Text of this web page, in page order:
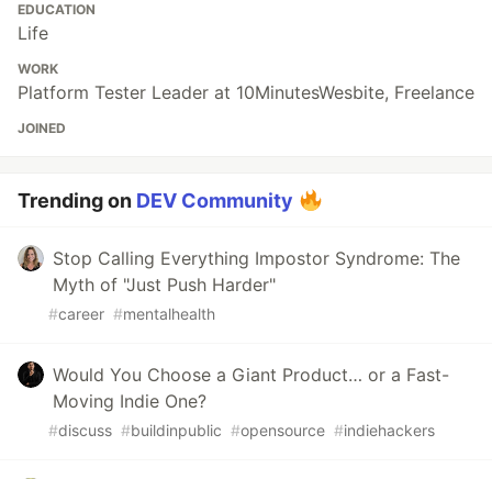
EDUCATION
Life
WORK
Platform Tester Leader at 10MinutesWesbite, Freelance
JOINED
Trending on DEV Community
Stop Calling Everything Impostor Syndrome: The
Myth of "Just Push Harder"
#career #mentalhealth
Would You Choose a Giant Product… or a Fast-
Moving Indie One?
#discuss #buildinpublic #opensource #indiehackers